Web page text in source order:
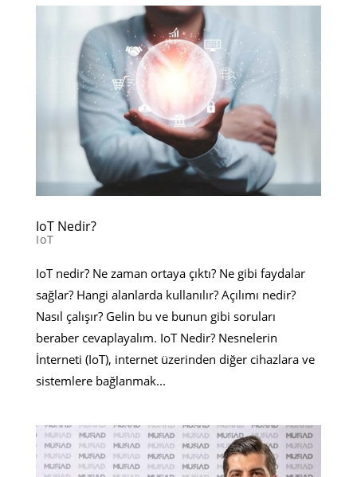
IoT Nedir?
IoT
IoT nedir? Ne zaman ortaya çıktı? Ne gibi faydalar
sağlar? Hangi alanlarda kullanılır? Açılımı nedir?
Nasıl çalışır? Gelin bu ve bunun gibi soruları
beraber cevaplayalım. IoT Nedir? Nesnelerin
İnterneti (IoT), internet üzerinden diğer cihazlara ve
sistemlere bağlanmak...